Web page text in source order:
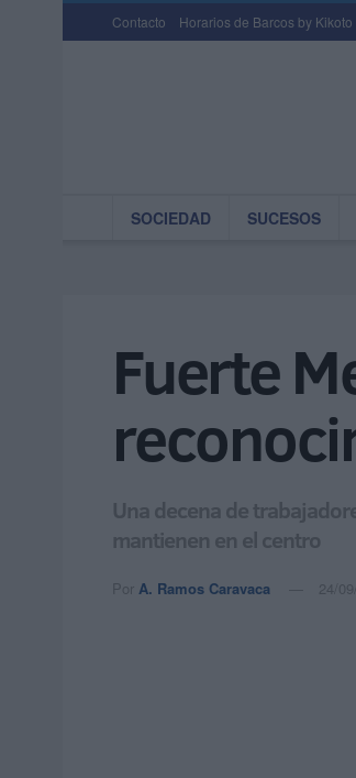
Contacto Horarios de Barcos by Kikoto
SOCIEDAD SUCESOS
Fuerte
Una decena de
mantienen en el centro
Por A. Ramos Caravaca 24/